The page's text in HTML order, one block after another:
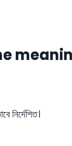
নির্দেশিত।